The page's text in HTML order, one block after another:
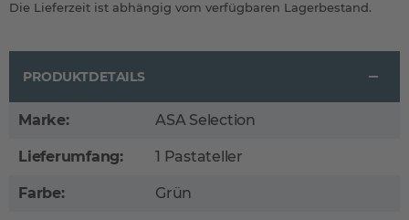
Die Lieferzeit ist abhängig vom verfügbaren Lagerbestand.
PRODUKTDETAILS
Marke: ASA Selection
Lieferumfang: 1 Pastateller
Farbe: Grün